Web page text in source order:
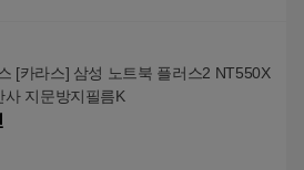
[카라스] 삼성 노트북 플러스2 NT550X
사 지문방지필름K